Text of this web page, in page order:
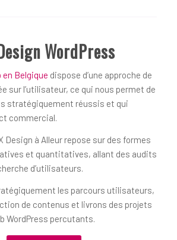
WordPress
en Belgique dispose d’une approche de
sur l’utilisateur, ce qui nous permet de
stratégiquement réussis et qui
commercial.
Design à Alleur repose sur des formes
et quantitatives, allant des audits
d’utilisateurs.
les parcours utilisateurs,
de contenus et livrons des projets
WordPress percutants.